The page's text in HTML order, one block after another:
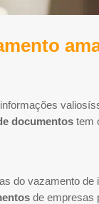
documentos tem
do vazamento
de empresas